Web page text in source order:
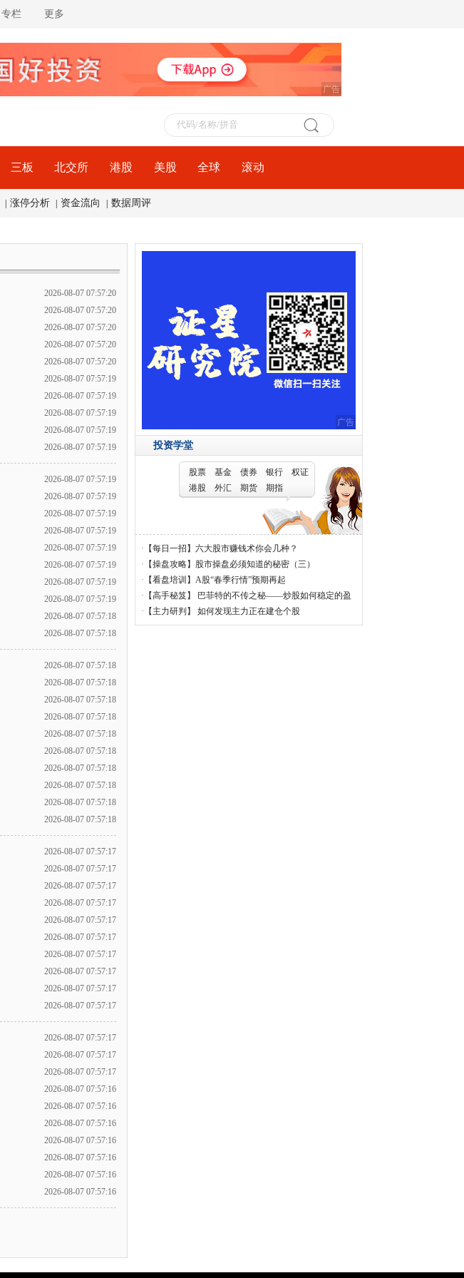
专栏 更多
广告
三板 北交所 港股 美股 全球 滚动
涨停分析 资金流向 数据周评
2026-08-07 07:57:20
2026-08-07 07:57:20
2026-08-07 07:57:20
2026-08-07 07:57:20
2026-08-07 07:57:20
2026-08-07 07:57:19
2026-08-07 07:57:19
2026-08-07 07:57:19
2026-08-07 07:57:19
2026-08-07 07:57:19
2026-08-07 07:57:19
2026-08-07 07:57:19
2026-08-07 07:57:19
2026-08-07 07:57:19
2026-08-07 07:57:19
2026-08-07 07:57:19
2026-08-07 07:57:19
2026-08-07 07:57:19
2026-08-07 07:57:18
2026-08-07 07:57:18
2026-08-07 07:57:18
2026-08-07 07:57:18
2026-08-07 07:57:18
2026-08-07 07:57:18
2026-08-07 07:57:18
2026-08-07 07:57:18
2026-08-07 07:57:18
2026-08-07 07:57:18
2026-08-07 07:57:18
2026-08-07 07:57:18
2026-08-07 07:57:17
2026-08-07 07:57:17
2026-08-07 07:57:17
2026-08-07 07:57:17
2026-08-07 07:57:17
2026-08-07 07:57:17
2026-08-07 07:57:17
2026-08-07 07:57:17
2026-08-07 07:57:17
2026-08-07 07:57:17
2026-08-07 07:57:17
2026-08-07 07:57:17
2026-08-07 07:57:17
2026-08-07 07:57:16
2026-08-07 07:57:16
2026-08-07 07:57:16
2026-08-07 07:57:16
2026-08-07 07:57:16
2026-08-07 07:57:16
2026-08-07 07:57:16
广告
投资学堂
股票 基金 债券 银行
权证
港股
外汇 期货 期指
· 【每日一招】 六大股市赚钱术你会几种？
· 【操盘攻略】 股市操盘必须知道的秘密（三）
· 【看盘培训】 A股“春季行情”预期再起
· 【高手秘笈】
巴菲特的不传之秘——炒股如何稳定的盈
利
· 【主力研判】 如何发现主力正在建仓个股